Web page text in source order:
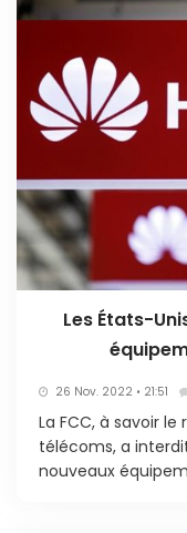
Les États-
26 Nov. 2022 • 21:51
La FCC, à savoir
télécoms, a
nouveaux